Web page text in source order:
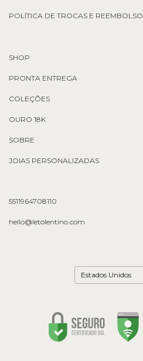
POLÍTICA DE TROCAS E REEMBOLSO
SHOP
PRONTA ENTREGA
COLEÇÕES
OURO 18K
SOBRE
JOIAS PERSONALIZADAS
5511964708110
hello@letolentino.com